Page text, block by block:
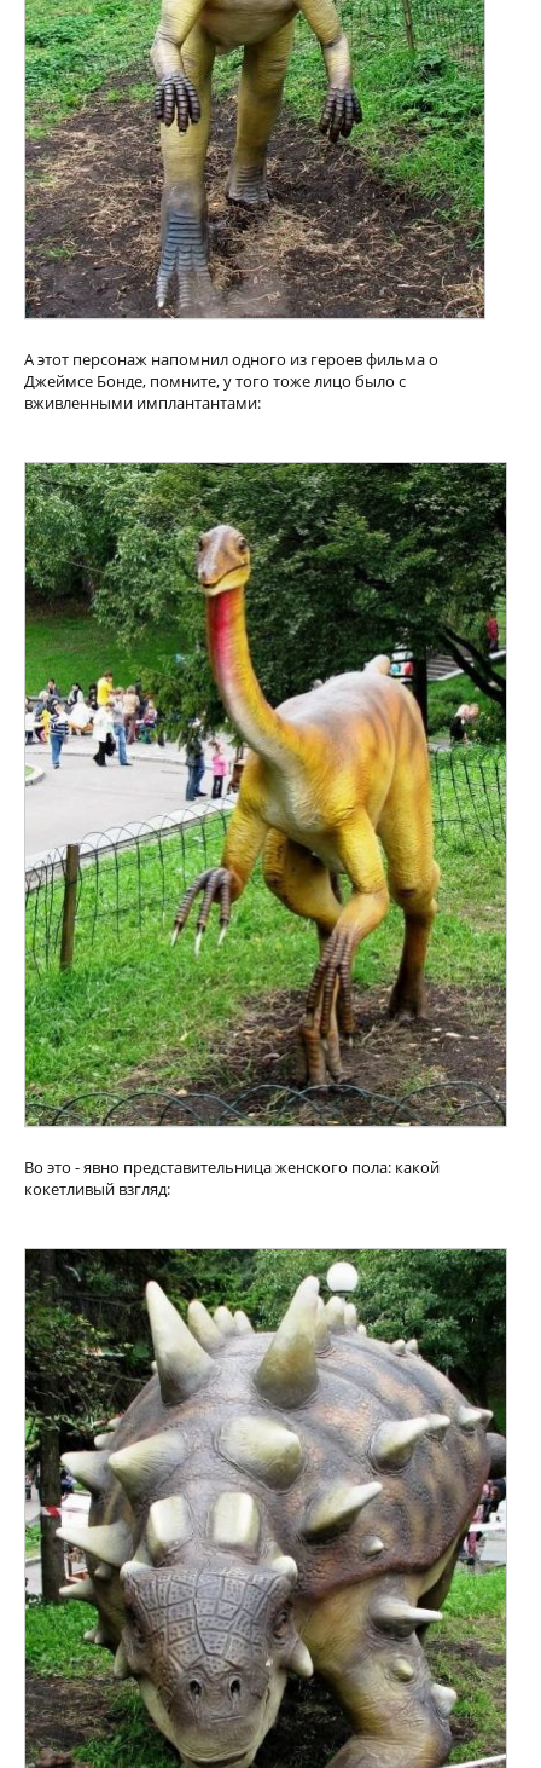
А этот персонаж напомнил одного из героев фильма о
Джеймсе Бонде, помните, у того тоже лицо было с
вживленными имплантантами:
Во это - явно представительница женского пола: какой
кокетливый взгляд: